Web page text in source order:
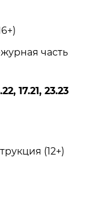
часть
17.21, 23.23
(12+)